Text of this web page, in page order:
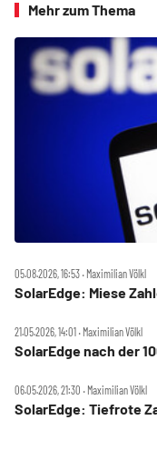
Mehr zum Thema
05.08.2026, 16:53 ‧ Maximilian Völkl
SolarEdge: Miese
21.05.2026, 14:01 ‧ Maximilian Völkl
SolarEdge nach der
06.05.2026, 21:30 ‧ Maximilian Völkl
SolarEdge: Tiefrote